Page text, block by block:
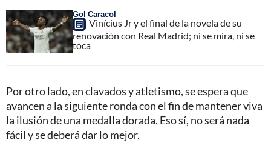
Gol Caracol
Vinícius Jr y el final de la novela de su
renovación con Real Madrid; ni se mira, ni se
toca
Por otro lado, en clavados y atletismo, se espera que
avancen a la siguiente ronda con el fin de mantener viva
la ilusión de una medalla dorada. Eso sí, no será nada
fácil y se deberá dar lo mejor.